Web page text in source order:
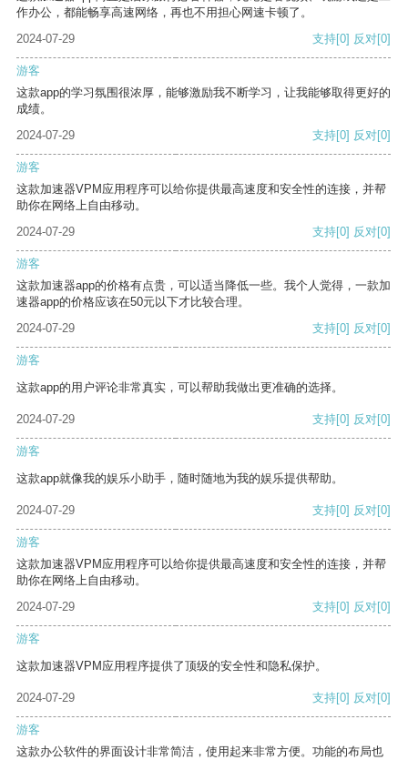
作办公，都能畅享高速网络，再也不用担心网速卡顿了。
2024-07-29
支持[0] 反对[0]
游客
这款app的学习氛围很浓厚，能够激励我不断学习，让我能够取得更好的
成绩。
2024-07-29
支持[0] 反对[0]
游客
这款加速器VPM应用程序可以给你提供最高速度和安全性的连接，并帮
助你在网络上自由移动。
2024-07-29
支持[0] 反对[0]
游客
这款加速器app的价格有点贵，可以适当降低一些。我个人觉得，一款加
速器app的价格应该在50元以下才比较合理。
2024-07-29
支持[0] 反对[0]
游客
这款app的用户评论非常真实，可以帮助我做出更准确的选择。
2024-07-29 支持[0] 反对[0]
游客
这款app就像我的娱乐小助手，随时随地为我的娱乐提供帮助。
2024-07-29 支持[0] 反对[0]
游客
这款加速器VPM应用程序可以给你提供最高速度和安全性的连接，并帮
助你在网络上自由移动。
2024-07-29
支持[0] 反对[0]
游客
这款加速器VPM应用程序提供了顶级的安全性和隐私保护。
2024-07-29 支持[0] 反对[0]
游客
这款办公软件的界面设计非常简洁，使用起来非常方便。功能的布局也